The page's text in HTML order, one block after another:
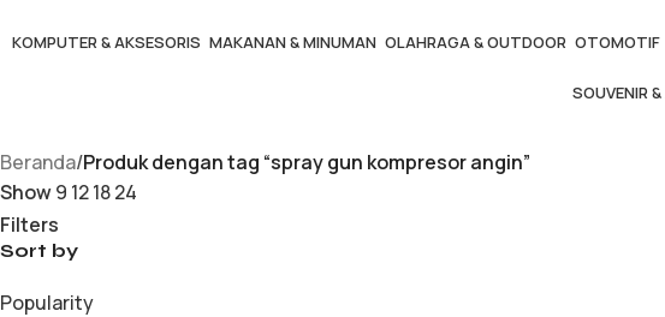
KOMPUTER & AKSESORIS MAKANAN & MINUMAN OLAHRAGA & OUTDOOR OTOMOTIF
SOUVENIR
Beranda/Produk dengan tag “spray gun kompresor angin”
Show9 121824
Filters
Sort by
Popularity